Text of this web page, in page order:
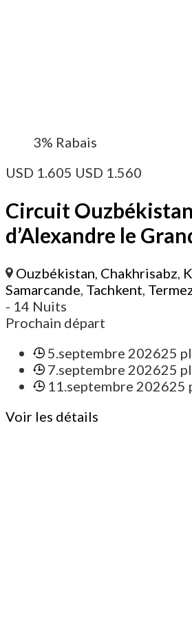
3% Rabais
USD 1.605 USD 1.560
Circuit
d’Alexandre le
Ouzbékistan Chakhrisabz
Samarcande Tachkent
- 14 Nuits
Prochain départ
5.septembre 202625
7.septembre 202625
11.septembre 202625
Voir les détails